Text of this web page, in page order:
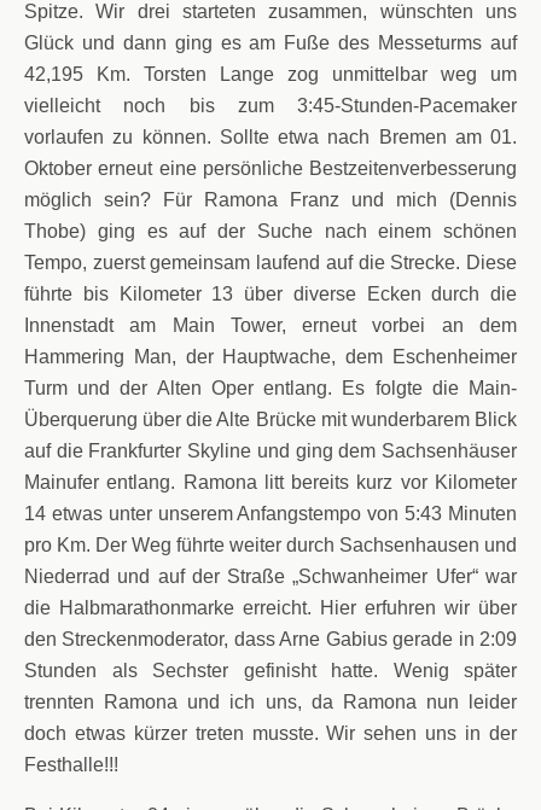
Spitze. Wir drei starteten zusammen, wünschten uns
Glück und dann ging es am Fuße des Messeturms auf
42,195 Km. Torsten Lange zog unmittelbar weg um
vielleicht noch bis zum 3:45-Stunden-Pacemaker
vorlaufen zu können. Sollte etwa nach Bremen am 01.
Oktober erneut eine persönliche Bestzeitenverbesserung
möglich sein? Für Ramona Franz und mich (Dennis
Thobe) ging esauf der Suche nach einem schönen
Tempo, zuerstgemeinsam laufend auf die Strecke. Diese
führte bis Kilometer 13 über diverse Ecken durch die
Innenstadt am Main Tower, erneut vorbei an dem
Hammering Man, der Hauptwache, dem Eschenheimer
Turm und der Alten Oper entlang. Es folgte die Main-
Überquerung über die Alte Brücke mit wunderbarem Blick
auf die Frankfurter Skyline und ging dem Sachsenhäuser
Mainufer entlang. Ramona litt bereits kurz vor Kilometer
14 etwas unter unserem Anfangstempo von 5:43 Minuten
pro Km. Der Weg führte weiter durch Sachsenhausen und
Niederrad und auf der Straße „Schwanheimer Ufer“ war
die Halbmarathonmarke erreicht. Hier erfuhren wir über
den Streckenmoderator, dass Arne Gabius gerade in 2:09
Stunden als Sechster gefinisht hatte. Wenig später
trennten Ramona und ich uns, da Ramona nun leider
doch etwas kürzer treten musste. Wir sehen uns in der
Festhalle!!!